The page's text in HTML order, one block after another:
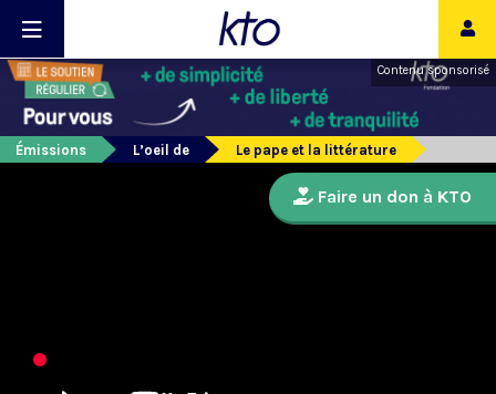
Contenu sponsorisé
Émissions L’oeil de Le pape et la littérature
Faire un don à KTO